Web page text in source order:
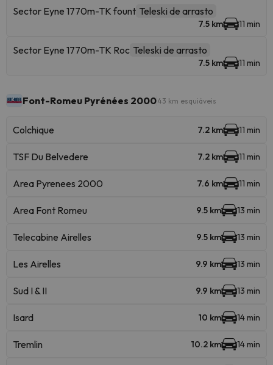
Sector Eyne 1770m-TK fount Teleski de arrasto
7.5 km 11 min
Sector Eyne 1770m-TK Roc Teleski de arrasto
7.5 km 11 min
Font-Romeu Pyrénées 200043 km esquiáveis
Colchique 7.2 km 11 min
TSF Du Belvedere 7.2 km 11 min
Area Pyrenees 2000 7.6 km 11 min
Area Font Romeu 9.5 km 13 min
Telecabine Airelles 9.5 km 13 min
Les Airelles 9.9 km 13 min
Sud I & II 9.9 km 13 min
Isard 10 km 14 min
Tremlin 10.2 km 14 min